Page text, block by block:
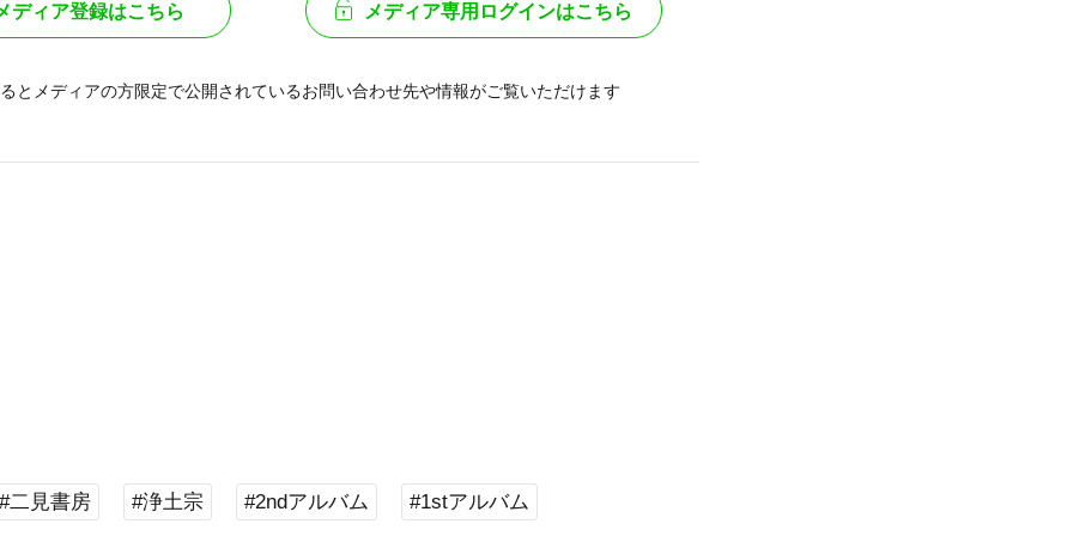
ディア登録はこちら メディア専用ログインはこちら
とメディアの方限定で公開されているお問い合わせ先や情報がご覧いただけます
#二見書房 #浄土宗 #2ndアルバム #1stアルバム